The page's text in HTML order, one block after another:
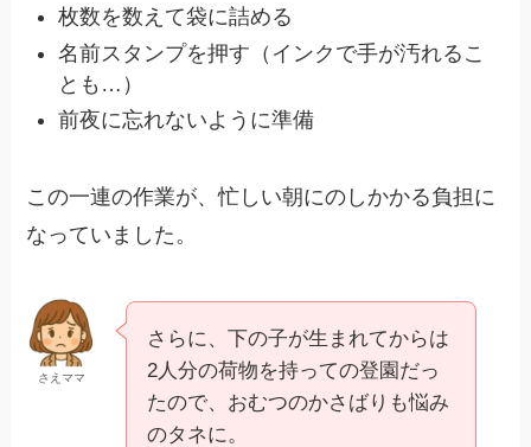
枚数を数えて袋に詰める
名前スタンプを押す（インクで手が汚れるこ
とも…）
前夜に忘れないように準備
この一連の作業が、忙しい朝にのしかかる負担に
なっていました。
さえママ
さらに、下の子が生まれてからは
2人分の荷物を持っての登園だっ
たので、おむつのかさばりも悩み
のタネに。